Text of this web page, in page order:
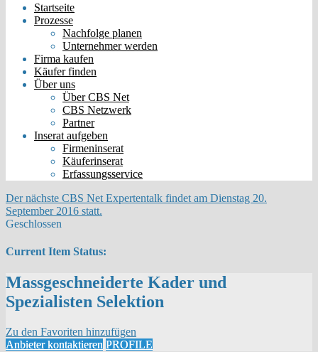
Startseite
Prozesse
Nachfolge planen
Unternehmer werden
Firma kaufen
Käufer finden
Über uns
Über CBS Net
CBS Netzwerk
Partner
Inserat aufgeben
Firmeninserat
Käuferinserat
Erfassungsservice
Der nächste CBS Net Expertentalk findet am Dienstag 20.
September 2016 statt.
Geschlossen
Current Item Status:
Massgeschneiderte Kader und
Spezialisten Selektion
Zu den Favoriten hinzufügen
Anbieter kontaktieren PROFILE